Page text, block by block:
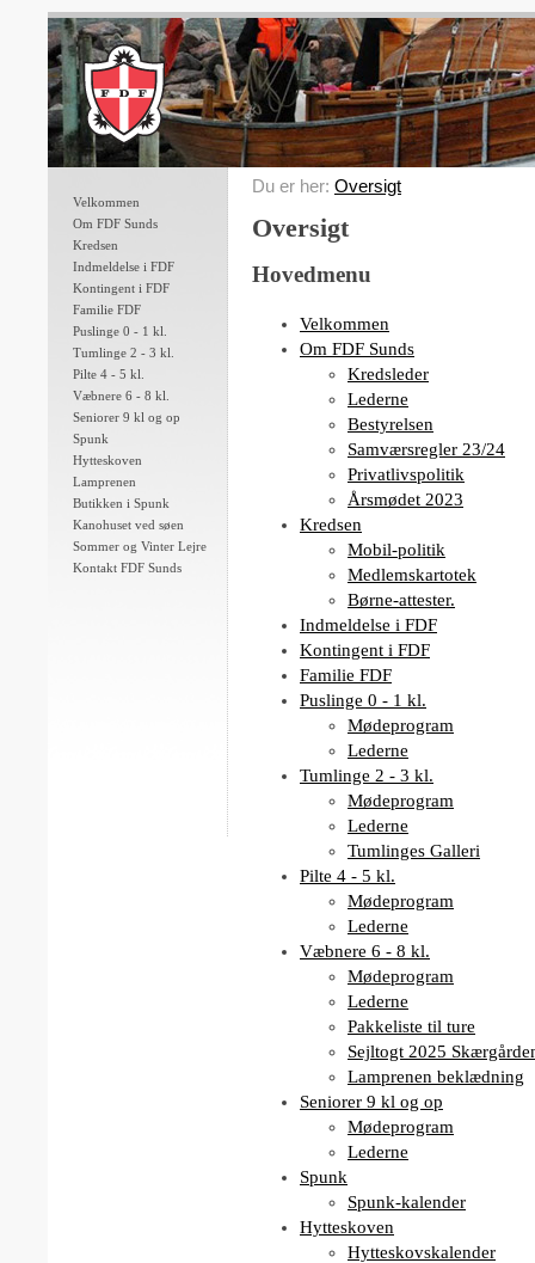
Velkommen
Om FDF Sunds
Kredsen
Indmeldelse i FDF
Kontingent i FDF
Familie FDF
Puslinge 0 - 1 kl.
Tumlinge 2 - 3 kl.
Pilte 4 - 5 kl.
Væbnere 6 - 8 kl.
Seniorer 9 kl og op
Spunk
Hytteskoven
Lamprenen
Butikken i Spunk
Kanohuset ved søen
Sommer og Vinter Lejre
Kontakt FDF Sunds
Du er her: Oversigt
Oversigt
Hovedmenu
Velkommen
Om FDF Sunds
Kredsleder
Lederne
Bestyrelsen
Samværsregler 23/24
Privatlivspolitik
Årsmødet 2023
Kredsen
Mobil-politik
Medlemskartotek
Børne-attester.
Indmeldelse i FDF
Kontingent i FDF
Familie FDF
Puslinge 0 - 1 kl.
Mødeprogram
Lederne
Tumlinge 2 - 3 kl.
Mødeprogram
Lederne
Tumlinges Galleri
Pilte 4 - 5 kl.
Mødeprogram
Lederne
Væbnere 6 - 8 kl.
Mødeprogram
Lederne
Pakkeliste til ture
Sejltogt 2025
Lamprenen beklædning
Seniorer 9 kl og op
Mødeprogram
Lederne
Spunk
Spunk-kalender
Hytteskoven
Hytteskovskalender